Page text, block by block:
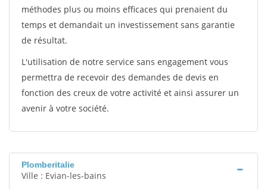
méthodes plus ou moins efficaces qui prenaient du
temps et demandait un investissement sans garantie
de résultat.
L'utilisation de notre service sans engagement vous
permettra de recevoir des demandes de devis en
fonction des creux de votre activité et ainsi assurer un
avenir à votre société.
Plomberitalie
Ville : Evian-les-bains